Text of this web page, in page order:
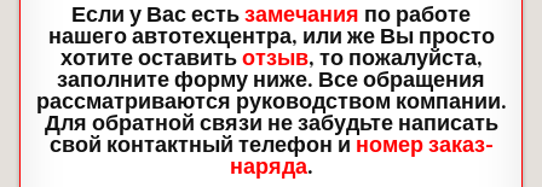
Если у Вас естьзамечания по работе
нашего автотехцентра, или же Вы просто
хотите оставитьотзыв, то пожалуйста,
заполните форму ниже. Все обращения
рассматриваются руководством компании.
Для обратной связи не забудьте написать
свой контактный телефон и номер заказ-
наряда.